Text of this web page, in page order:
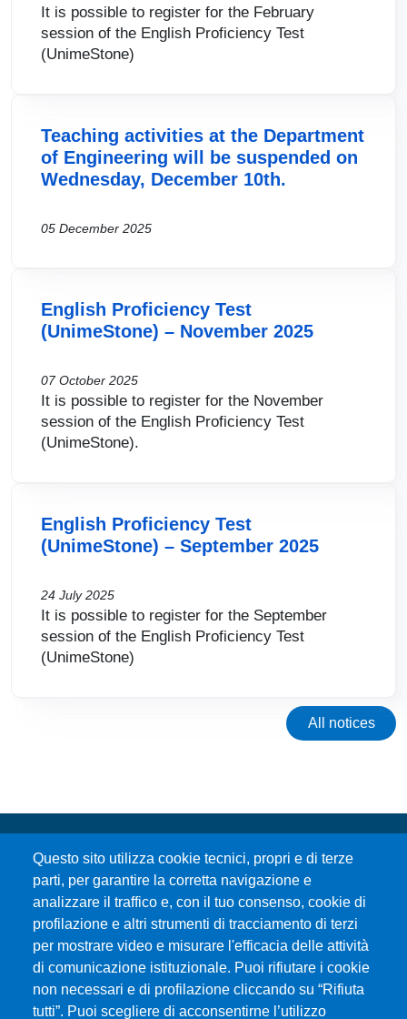
It is possible to register for the February
session of the English Proficiency Test
(UnimeStone)
Teaching activities at the Department
of Engineering will be suspended on
Wednesday, December 10th.
05 December 2025
English Proficiency Test
(UnimeStone) – November 2025
07 October 2025
It is possible to register for the November
session of the English Proficiency Test
(UnimeStone).
English Proficiency Test
(UnimeStone) – September 2025
24 July 2025
It is possible to register for the September
session of the English Proficiency Test
(UnimeStone)
All notices
Questo sito utilizza cookie tecnici, propri e di terze
parti, per garantire la corretta navigazione e
analizzare il traffico e, con il tuo consenso, cookie di
profilazione e altri strumenti di tracciamento di terzi
per mostrare video e misurare l'efficacia delle attività
di comunicazione istituzionale. Puoi rifiutare i cookie
non necessari e di profilazione cliccando su “Rifiuta
tutti”. Puoi scegliere di acconsentirne l’utilizzo
Università degli Studi di Messina
Piazza Pugliatti, 1 - 98122 Messina
Cod. Fiscale 80004070837